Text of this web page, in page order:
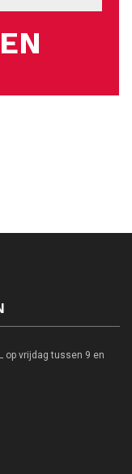
op vrijdag tussen 9 en